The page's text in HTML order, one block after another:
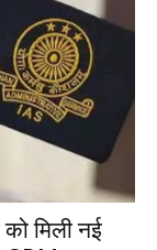
मिली नई